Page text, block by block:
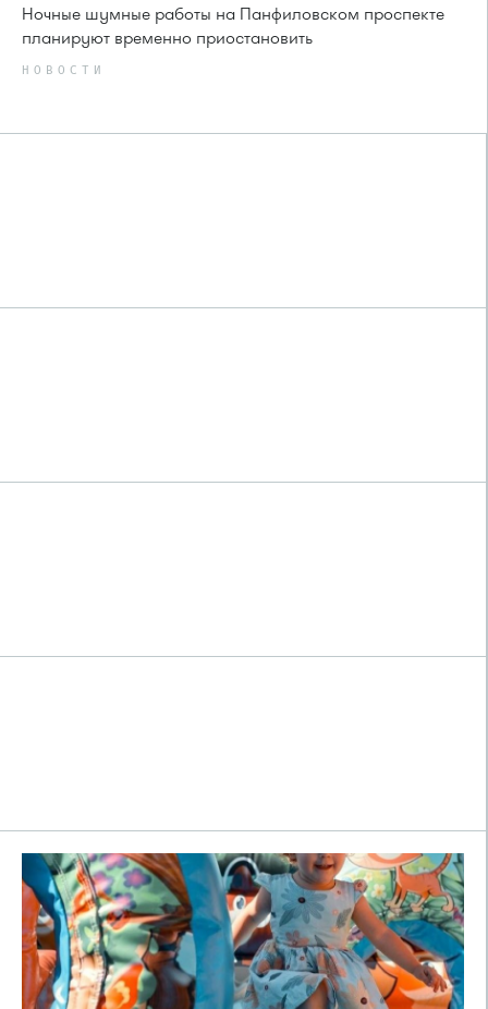
Ночные шумные работы на Панфиловском проспекте
планируют временно приостановить
НОВОСТИ